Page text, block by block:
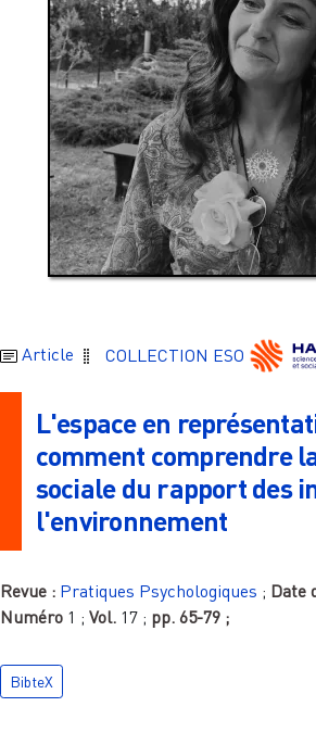
Article COLLECTION ESO
L'espace en
comment comprendre
sociale du rapport des
l'environnement
Revue : Pratiques Psychologiques ; Date
Numéro 1 ; Vol. 17 ; pp. 65-79 ;
BibteX